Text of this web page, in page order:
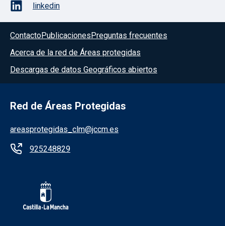
linkedin
ContactoPublicaciones Preguntas frecuentes
Acerca de la red de Áreas protegidas
Descargas de datos Geográficos abiertos
Red de Áreas Protegidas
areasprotegidas_clm@jccm.es
925248829